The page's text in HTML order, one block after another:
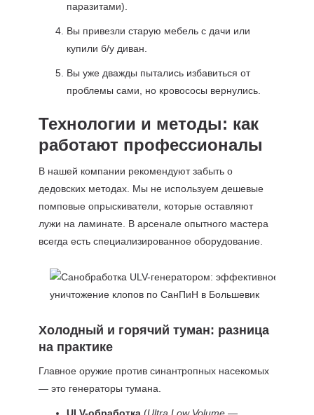
паразитами).
Вы привезли старую мебель с дачи или
купили б/у диван.
Вы уже дважды пытались избавиться от
проблемы сами, но кровососы вернулись.
Технологии и методы: как
работают профессионалы
В нашей компании рекомендуют забыть о
дедовских методах. Мы не используем дешевые
помповые опрыскиватели, которые оставляют
лужи на ламинате. В арсенале опытного мастера
всегда есть специализированное оборудование.
Холодный и горячий туман: разница
на практике
Главное оружие против синантропных насекомых
— это генераторы тумана.